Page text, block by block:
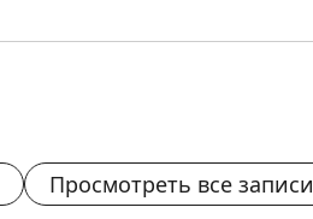
Просмотреть все записи